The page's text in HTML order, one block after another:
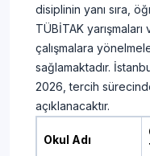
disiplinin yanı sıra,
TÜBİTAK
çalışmalara
sağlamaktadır.
2026, tercih
açıklanacaktır.
Okul Adı